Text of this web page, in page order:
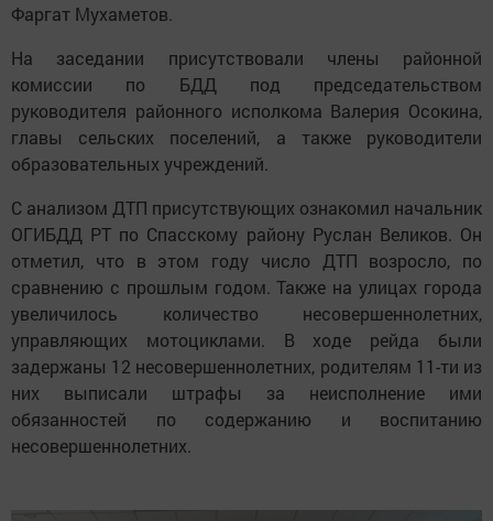
Фаргат Мухаметов.
На заседании присутствовали члены районной
комиссии по БДД под председательством
руководителя районного исполкома Валерия Осокина,
главы сельских поселений, а также руководители
образовательных учреждений.
С анализом ДТП присутствующих ознакомил начальник
ОГИБДД РТ по Спасскому району Руслан Великов. Он
отметил, что в этом году число ДТП возросло, по
сравнению с прошлым годом. Также на улицах города
увеличилось количество несовершеннолетних,
управляющих мотоциклами. В ходе рейда были
задержаны 12 несовершеннолетних, родителям 11-ти из
них выписали штрафы за неисполнение ими
обязанностей по содержанию и воспитанию
несовершеннолетних.